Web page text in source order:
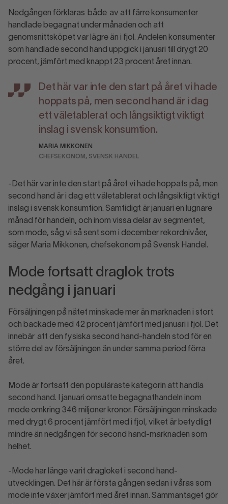
Nedgången förklaras både av att färre konsumenter
handlade begagnat under månaden och att
genomsnittsköpet var lägre än i fjol. Andelen konsumenter
som handlade second hand uppgick i januari till drygt 20
procent, jämfört med knappt 23 procent året innan.
Det här var inte den start på året vi hade
hoppats på, men second hand är i dag
ett väletablerat och långsiktigt viktigt
inslag i svensk konsumtion.
MARIA MIKKONEN
CHEFSEKONOM, SVENSK HANDEL
-Det här var inte den start på året vi hade hoppats på, men
second hand är i dag ett väletablerat och långsiktigt viktigt
inslag i svensk konsumtion. Samtidigt är januari en lugnare
månad för handeln, och inom vissa delar av segmentet,
som mode, såg vi så sent som i december rekordnivåer,
säger Maria Mikkonen, chefsekonom på Svensk Handel.
Mode fortsatt draglok trots
nedgång i januari
Försäljningen på nätet minskade mer än marknaden i stort
och backade med 42 procent jämfört med januari i fjol. Det
innebär att den fysiska second hand-handeln stod för en
större del av försäljningen än under samma period förra
året.
Mode är fortsatt den populäraste kategorin att handla
second hand. I januari omsatte begagnathandeln inom
mode omkring 346 miljoner kronor. Försäljningen minskade
med drygt 6 procent jämfört med i fjol, vilket är betydligt
mindre än nedgången för second hand-marknaden som
helhet.
-Mode har länge varit dragloket i second hand-
utvecklingen. Det här är första gången sedan i våras som
mode inte växer jämfört med året innan. Sammantaget gör